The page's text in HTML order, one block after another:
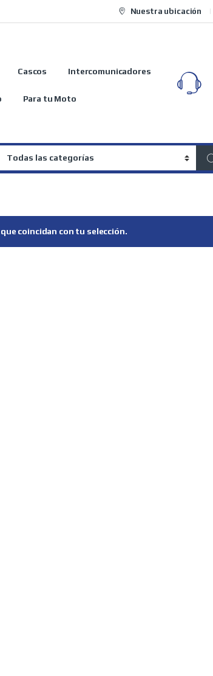
Nuestra ubicación
Cascos Intercomunicadores
Para tu Moto
coincidan con tu selección.